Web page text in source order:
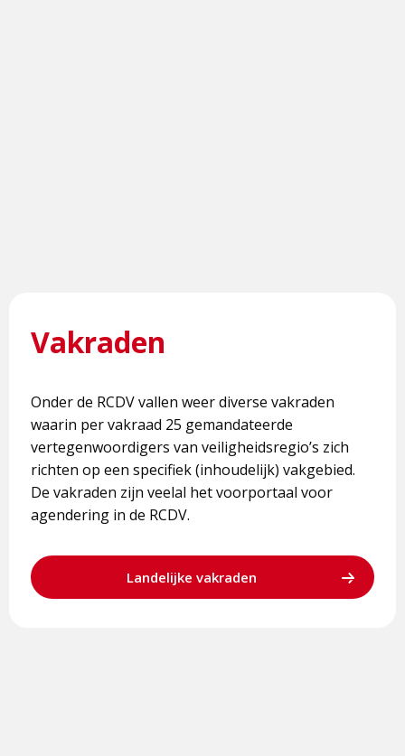
Vakraden
Onder de RCDV vallen weer diverse vakraden
waarin per vakraad 25 gemandateerde
vertegenwoordigers van veiligheidsregio’s zich
richten op een specifiek (inhoudelijk) vakgebied.
De vakraden zijn veelal het voorportaal voor
agendering in de RCDV.
Landelijke vakraden